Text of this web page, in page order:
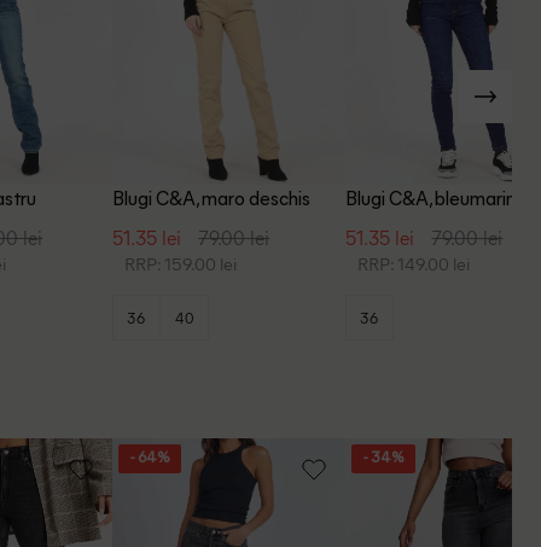
lei
Blugi C&A, maro deschis
51.35 lei 79.00 lei
RRP: 159.00 lei
36 40
Blugi C&A, bleumarin
51.35 lei 79.00 lei
RRP: 149.00 lei
36
- 64% - 34%